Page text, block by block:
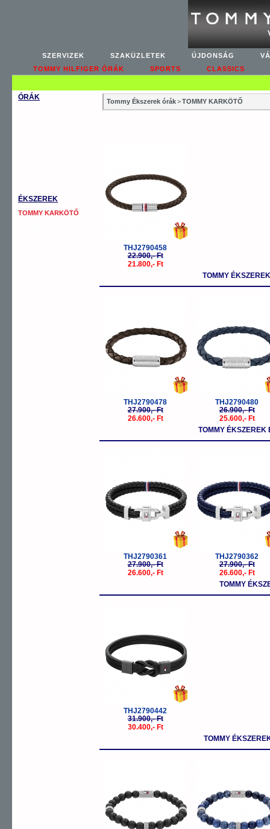
SZERVIZEK SZAKÜZLETEK ÚJDONSÁG
TOMMY HILFIGER ÓRÁK
SPORTS CLASSICS
ÓRÁK
ÉKSZEREK
TOMMY KARKÖTŐ
Tommy Ékszerek órák>TOMMY KARKÖTŐ
THJ2790458
22.900,- Ft
21.800,- Ft
TOMMY
THJ2790478
27.900,- Ft
26.600,- Ft
THJ2790480
26.900,- Ft
25.600,- Ft
TOMMY ÉKSZEREK
THJ2790361
27.900,- Ft
26.600,- Ft
THJ2790362
27.900,- Ft
26.600,- Ft
TOMMY
THJ2790442
31.900,- Ft
30.400,- Ft
TOMMY